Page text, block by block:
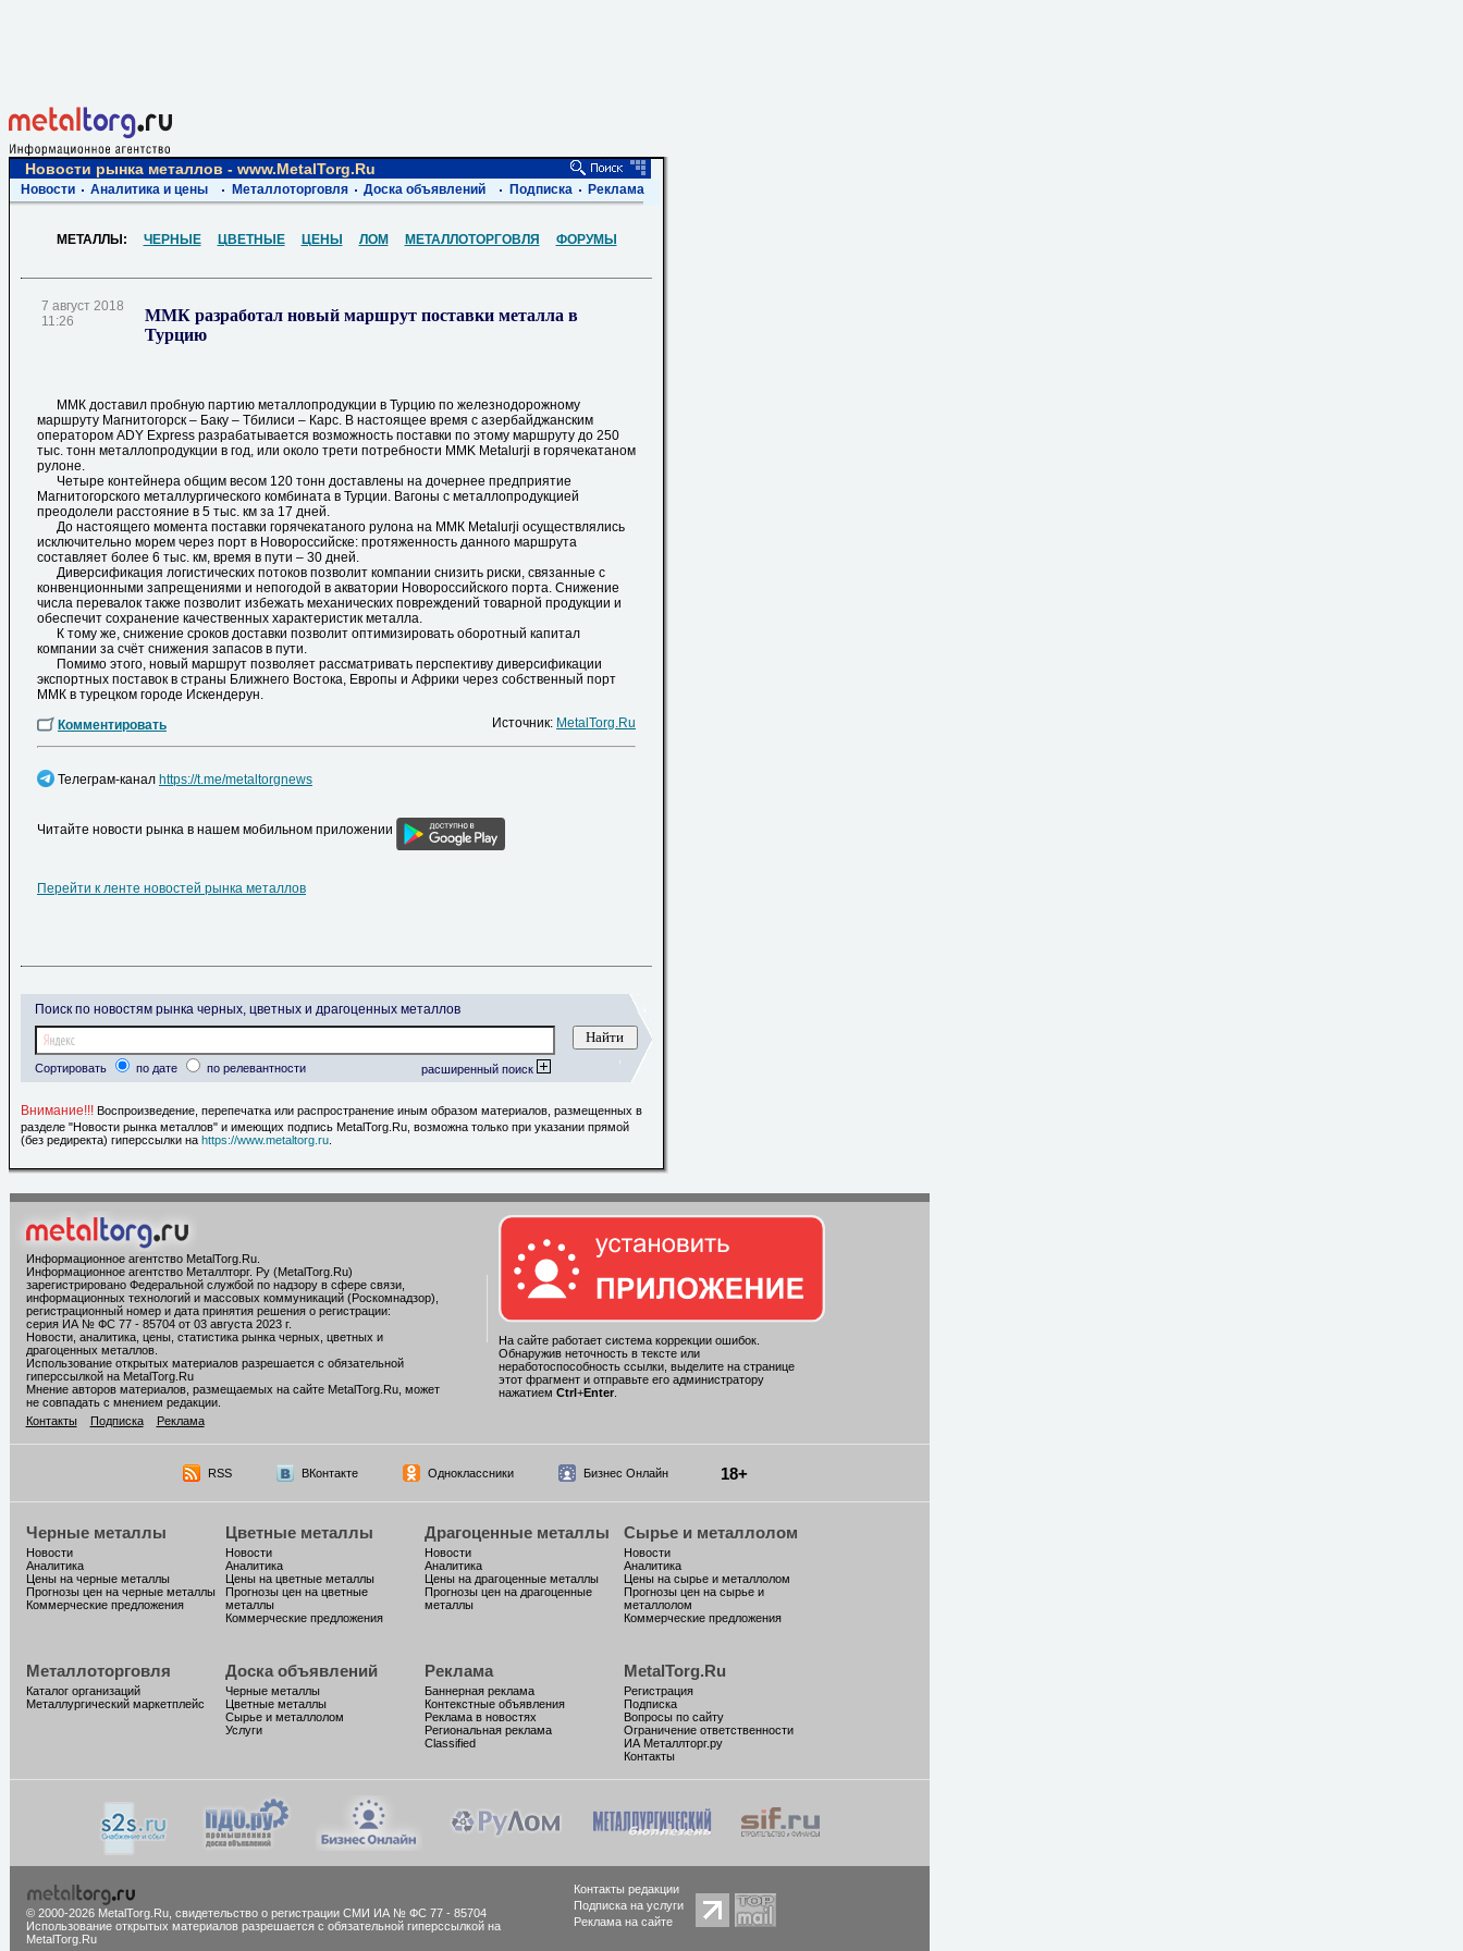
Новости рынка металлов - www.MetalTorg.Ru
Новости Аналитика и цены Металлоторговля Доска объявлений Подписка Реклама
МЕТАЛЛЫ: ЧЕРНЫЕ ЦВЕТНЫЕ ЦЕНЫ ЛОМ МЕТАЛЛОТОРГОВЛЯ ФОРУМЫ
7 август 2018
11:26
ММК разработал новый маршрут поставки металла в
Турцию
ММК доставил пробную партию металлопродукции в Турцию по железнодорожному
маршруту Магнитогорск – Баку – Тбилиси – Карс. В настоящее время с азербайджанским
оператором ADY Express разрабатывается возможность поставки по этому маршруту до 250
тыс. тонн металлопродукции в год, или около трети потребности MMK Metalurji в горячекатаном
рулоне.
Четыре контейнера общим весом 120 тонн доставлены на дочернее предприятие
Магнитогорского металлургического комбината в Турции. Вагоны с металлопродукцией
преодолели расстояние в 5 тыс. км за 17 дней.
До настоящего момента поставки горячекатаного рулона на ММК Metalurji осуществлялись
исключительно морем через порт в Новороссийске: протяженность данного маршрута
составляет более 6 тыс. км, время в пути – 30 дней.
Диверсификация логистических потоков позволит компании снизить риски, связанные с
конвенционными запрещениями и непогодой в акватории Новороссийского порта. Снижение
числа перевалок также позволит избежать механических повреждений товарной продукции и
обеспечит сохранение качественных характеристик металла.
К тому же, снижение сроков доставки позволит оптимизировать оборотный капитал
компании за счёт снижения запасов в пути.
Помимо этого, новый маршрут позволяет рассматривать перспективу диверсификации
экспортных поставок в страны Ближнего Востока, Европы и Африки через собственный порт
ММК в турецком городе Искендерун.
Комментировать
Источник: MetalTorg.Ru
Телеграм-канал https://t.me/metaltorgnews
Читайте новости рынка в нашем мобильном приложении
Перейти к ленте новостей рынка металлов
Поиск по новостям рынка черных, цветных и драгоценных металлов
Сортировать по дате по релевантности расширенный поиск
Внимание!!! Воспроизведение, перепечатка или распространение иным образом материалов, размещенных в
разделе "Новости рынка металлов" и имеющих подпись MetalTorg.Ru, возможна только при указании прямой
(без редиректа) гиперссылки на https://www.metaltorg.ru
Информационное агентство MetalTorg.Ru.
Информационное агентство Металлторг. Ру (MetalTorg.Ru)
зарегистрировано Федеральной службой по надзору в сфере связи,
информационных технологий и массовых коммуникаций (Роскомнадзор),
регистрационный номер и дата принятия решения о регистрации:
серия ИА № ФС 77 - 85704 от 03 августа 2023 г.
Новости, аналитика, цены, статистика рынка черных, цветных и
драгоценных металлов.
Использование открытых материалов разрешается с обязательной
гиперссылкой на MetalTorg.Ru
Мнение авторов материалов, размещаемых на сайте MetalTorg.Ru, может
не совпадать с мнением редакции.
Контакты
Подписка Реклама
На сайте работает система коррекции ошибок.
Обнаружив неточность в тексте или
неработоспособность ссылки, выделите на странице
этот фрагмент и отправьте его администратору
нажатием Ctrl+Enter.
RSS ВКонтакте Одноклассники Бизнес Онлайн 18+
Черные металлы
Новости
Аналитика
Цены на черные металлы
Прогнозы цен на черные металлы
Коммерческие предложения
Цветные металлы
Новости
Аналитика
Цены на цветные металлы
Прогнозы цен на цветные
металлы
Коммерческие предложения
Драгоценные металлы
Новости
Аналитика
Цены на драгоценные металлы
Прогнозы цен на драгоценные
металлы
Сырье и металлолом
Новости
Аналитика
Цены на сырье и металлолом
Прогнозы цен на сырье и
металлолом
Коммерческие предложения
Металлоторговля
Каталог организаций
Металлургический маркетплейс
Доска объявлений
Черные металлы
Цветные металлы
Сырье и металлолом
Услуги
Реклама
Баннерная реклама
Контекстные объявления
Реклама в новостях
Региональная реклама
Classified
MetalTorg.Ru
Регистрация
Подписка
Вопросы по сайту
Ограничение ответственности
ИА Металлторг.ру
Контакты
© 2000-2026 MetalTorg.Ru, cвидетельство о регистрации СМИ ИА № ФС 77 - 85704
Использование открытых материалов разрешается с обязательной гиперссылкой на
MetalTorg.Ru
Контакты редакции
Подписка на услуги
Реклама на сайте